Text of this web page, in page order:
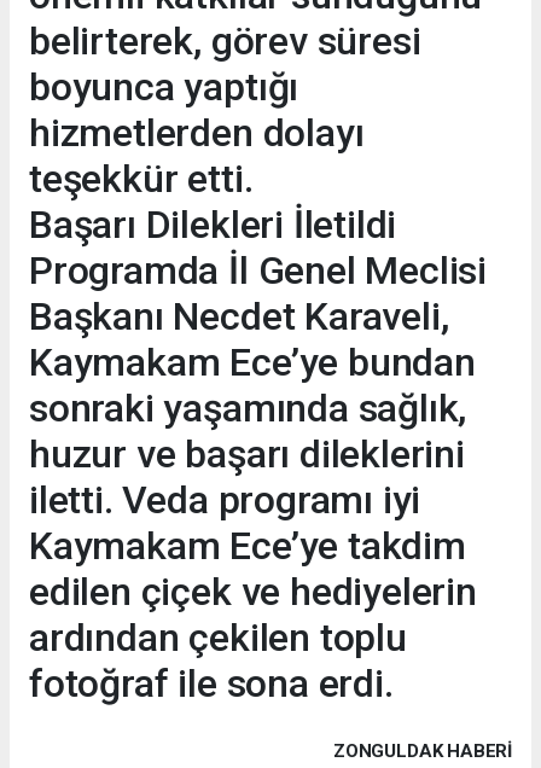
belirterek, görev süresi
boyunca yaptığı
hizmetlerden dolayı
teşekkür etti.
Başarı Dilekleri İletildi
Programda İl Genel Meclisi
Başkanı Necdet Karaveli,
Kaymakam Ece’ye bundan
sonraki yaşamında sağlık,
huzur ve başarı dileklerini
iletti. Veda programı iyi
Kaymakam Ece’ye takdim
edilen çiçek ve hediyelerin
ardından çekilen toplu
fotoğraf ile sona erdi.
ZONGULDAK HABERİ